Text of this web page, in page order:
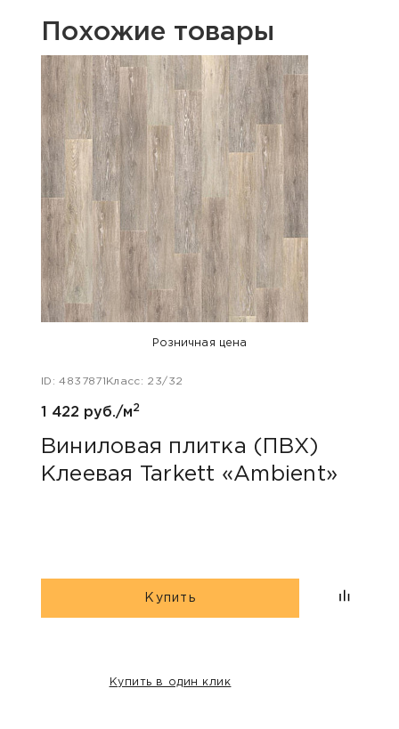
Похожие товары
Розничная цена
ID: 4837871 Класс: 23/32
1 422 руб./м2
Виниловая плитка (ПВХ)
Клеевая Tarkett «Ambient»
Купить
Купить в один клик